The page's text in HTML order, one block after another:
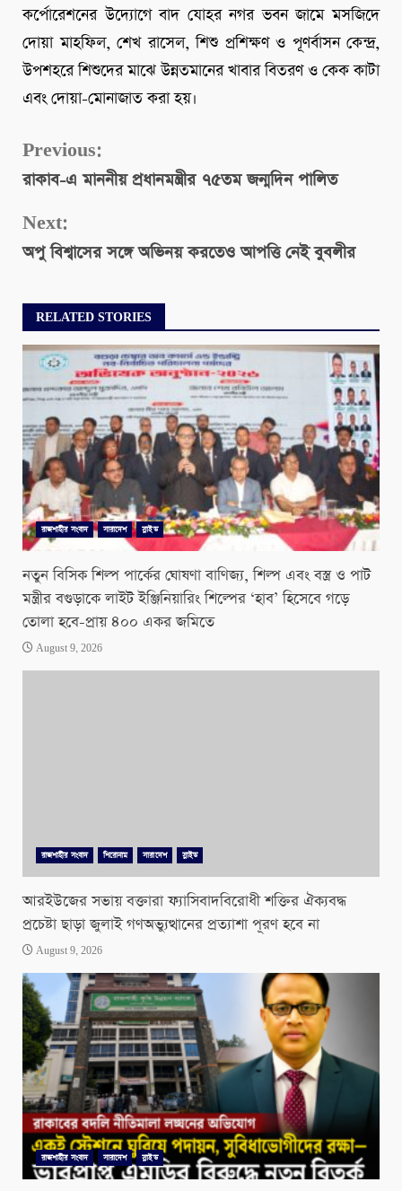
কর্পোরেশনের উদ্যোগে বাদ যোহর নগর ভবন জামে মসজিদে
দোয়া মাহফিল, শেখ রাসেল, শিশু প্রশিক্ষণ ও পূণর্বাসন কেন্দ্র,
উপশহরে শিশুদের মাঝে উন্নতমানের খাবার বিতরণ ও কেক কাটা
এবং দোয়া-মোনাজাত করা হয়।
Continue
Reading
Previous:
রাকাব-এ মাননীয় প্রধানমন্ত্রীর ৭৫তম জন্মদিন পালিত
Next:
অপু বিশ্বাসের সঙ্গে অভিনয় করতেও আপত্তি নেই বুবলীর
RELATED STORIES
রাজশাহীর সংবাদ সারাদেশ স্লাইড
নতুন বিসিক শিল্প পার্কের ঘোষণা বাণিজ্য, শিল্প এবং বস্ত্র ও পাট
মন্ত্রীর বগুড়াকে লাইট ইঞ্জিনিয়ারিং শিল্পের ‘হাব’ হিসেবে গড়ে
তোলা হবে-প্রায় ৪০০ একর জমিতে
August 9, 2026
রাজশাহীর সংবাদ শিরোনাম সারাদেশ স্লাইড
আরইউজের সভায় বক্তারা ফ্যাসিবাদবিরোধী শক্তির ঐক্যবদ্ধ
প্রচেষ্টা ছাড়া জুলাই গণঅভ্যুত্থানের প্রত্যাশা পূরণ হবে না
August 9, 2026
রাজশাহীর সংবাদ সারাদেশ স্লাইড